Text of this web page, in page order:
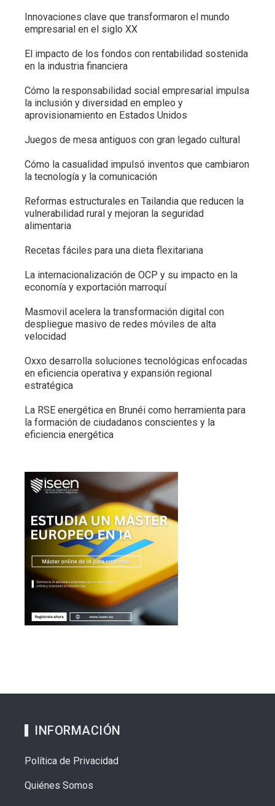
Innovaciones clave que transformaron el mundo
empresarial en el siglo XX
El impacto de los fondos con rentabilidad sostenida
en la industria financiera
Cómo la responsabilidad social empresarial impulsa
la inclusión y diversidad en empleo y
aprovisionamiento en Estados Unidos
Juegos de mesa antiguos con gran legado cultural
Cómo la casualidad impulsó inventos que cambiaron
la tecnología y la comunicación
Reformas estructurales en Tailandia que reducen la
vulnerabilidad rural y mejoran la seguridad
alimentaria
Recetas fáciles para una dieta flexitariana
La internacionalización de OCP y su impacto en la
economía y exportación marroquí
Masmovil acelera la transformación digital con
despliegue masivo de redes móviles de alta
velocidad
Oxxo desarrolla soluciones tecnológicas enfocadas
en eficiencia operativa y expansión regional
estratégica
La RSE energética en Brunéi como herramienta para
la formación de ciudadanos conscientes y la
eficiencia energética
INFORMACIÓN
Política de Privacidad
Quiénes Somos